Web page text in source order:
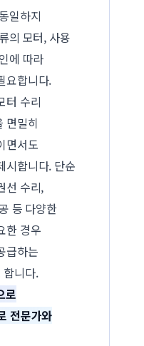
일하지
의 모터, 사용
에 따라
요합니다.
터 수리
면밀히
면서도
시합니다. 단순
선 수리,
등 다양한
한 경우
급하는
합니다.
로
전문가와